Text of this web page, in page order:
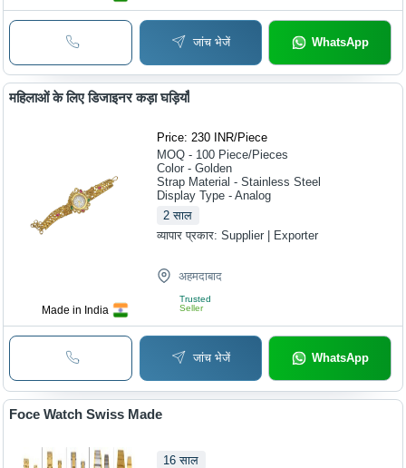
जांच भेजें WhatsApp
Made in India
महिलाओं के लिए डिजाइनर कड़ा घड़ियाँ
Price: 230 INR/Piece
MOQ - 100 Piece/Pieces
Color - Golden
Strap Material - Stainless Steel
Display Type - Analog
2 साल
व्यापार प्रकार:Supplier | Exporter
अहमदाबाद
Trusted
Seller
जांच भेजें WhatsApp
Foce Watch Swiss Made
16 साल